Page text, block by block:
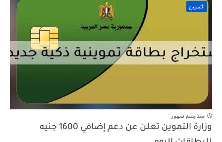
التموين
منذ بضع شهور
وزارة التموين تعلن عن دعم إضافي 1600 جنيه